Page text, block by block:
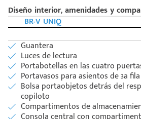
Diseño interior, amenidades y
BR-V UNIQ
Guantera
Luces de lectura
Portabotellas en las cuatro
Portavasos para asientos de 3a fila
Bolsa portaobjetos detrás del
copiloto
Compartimentos de